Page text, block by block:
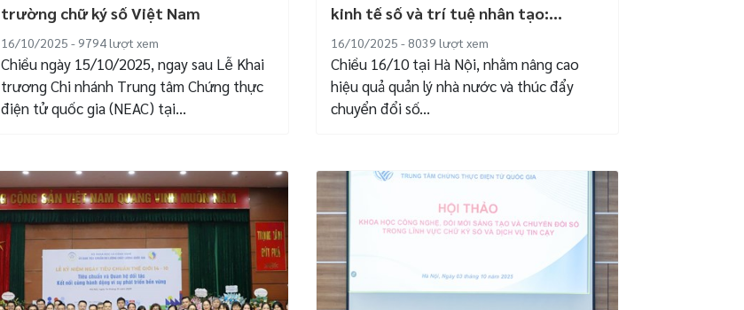
trường chữ ký số Việt Nam
16/10/2025 - 9794lượt xem
Chiều ngày 15/10/2025, ngay sau Lễ Khai
trương Chi nhánh Trung tâm Chứng thực
điện tử quốc gia (NEAC) tại...
kinh tế số và trí tuệ nhân tạo:...
16/10/2025 - 8039 lượt xem
Chiều 16/10 tại Hà Nội, nhằm nâng cao
hiệu quả quản lý nhà nước và thúc đẩy
chuyển đổi số...